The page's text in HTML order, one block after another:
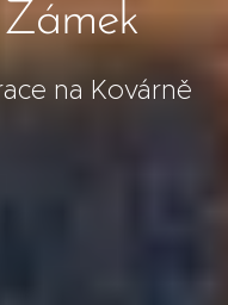
na Kovárně